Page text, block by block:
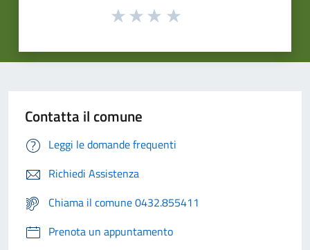
Contatta il comune
Leggi le domande frequenti
Richiedi Assistenza
Chiama il comune 0432.855411
Prenota un appuntamento